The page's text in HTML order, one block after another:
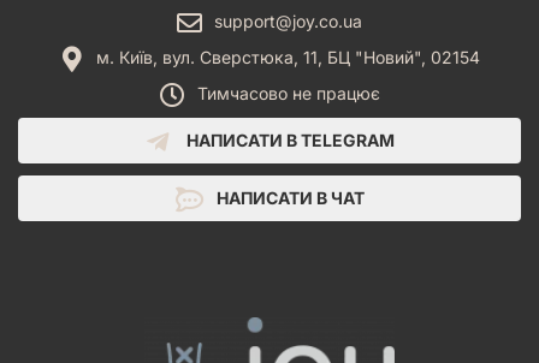
support@joy.co.ua
м. Київ, вул. Сверстюка, 11, БЦ "Новий", 02154
Тимчасово не працює
НАПИСАТИ В TELEGRAM
НАПИСАТИ В ЧАТ